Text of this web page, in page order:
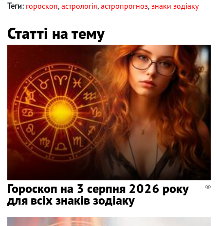
Теги: гороскоп, астрологія, астропрогноз, знаки зодіаку
Статті на тему
Гороскоп на 3 серпня 2026 року
для всіх знаків зодіаку